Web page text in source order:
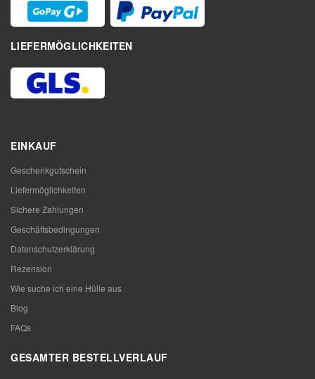
LIEFERMÖGLICHKEITEN
EINKAUF
Geschenkgutschein
Liefermöglichkeiten
Sichere Zahlungen
Geschäftsbedingungen
Datenschutzerklärung
Rezension
Wie suche ich eine Hülle aus
Blog
FAQs
GESAMTER BESTELLVERLAUF